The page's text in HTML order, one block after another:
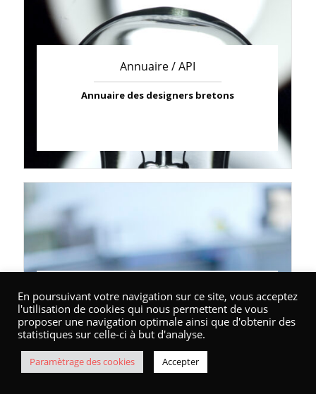
Annuaire / API
Annuaire des designers bretons
Annuaire / API
Marque Bretagne : les partenaires
Accompagnement
En poursuivant votre navigation sur ce site, vous acceptez
l'utilisation de cookies qui nous permettent de vous
proposer une navigation optimale ainsi que d'obtenir des
statistiques sur celle-ci à but d'analyse.
Paramètrage des cookies Accepter